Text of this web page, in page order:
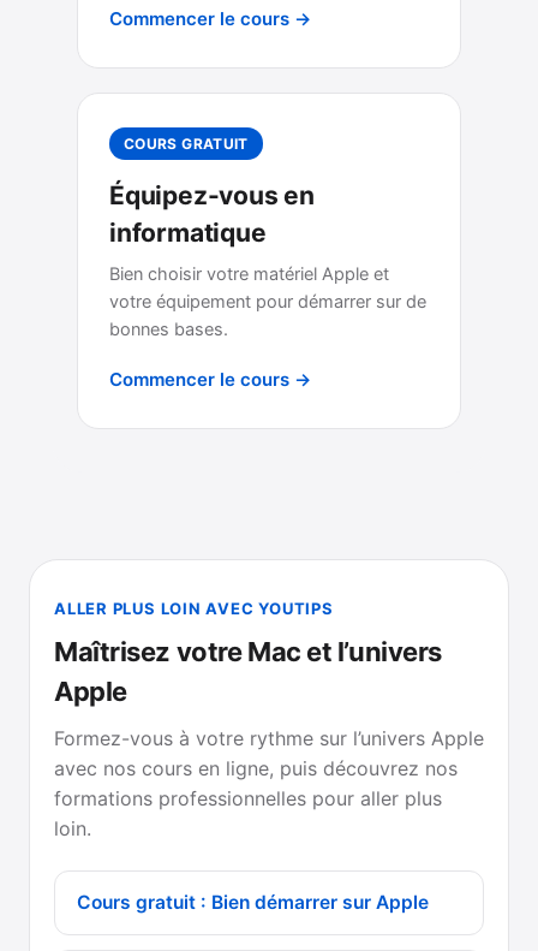
Commencer le cours →
COURS GRATUIT
Équipez-vous en
informatique
Bien choisir votre matériel Apple et
votre équipement pour démarrer sur de
bonnes bases.
Commencer le cours →
ALLER PLUS LOIN AVEC YOUTIPS
Maîtrisez votre Mac et l’univers
Apple
Formez-vous à votre rythme sur l’univers Apple
avec nos cours en ligne, puis découvrez nos
formations professionnelles pour aller plus
loin.
Cours gratuit : Bien démarrer sur Apple